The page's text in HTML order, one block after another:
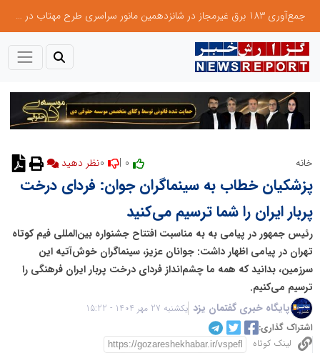
جمع‌آوری 183 برق غیرمجاز در شانزدهمین مانور سراسری طرح مهتاب در استان تهران
خانه نظر دهید
پزشکیان خطاب به سینماگران جوان: فردای درخت
پربار ایران را شما ترسیم می‌کنید
رئیس جمهور در پیامی به به مناسبت افتتاح جشنواره بین‌المللی فیم کوتاه
تهران در پیامی اظهار داشت: جوانان عزیز، سینماگران خوش‌آتیه این
سرزمین، بدانید که همه ما چشم‌انداز فردای درخت پربار ایران فرهنگی را
ترسیم می‌کنیم.
پایگاه خبری گفتمان یزد یکشنبه 27 مهر 1404 - 15:22
اشتراک گذاری:
لینک کوتاه